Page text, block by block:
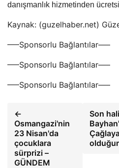
danışmanlık hizmetinden
Kaynak: (guzelhaber.net)
—–Sponsorlu Bağlantılar—–
—–Sponsorlu Bağlantılar—–
—–Sponsorlu Bağlantılar—–
←
Osmangazi'nin
23 Nisan'da
çocuklara
sürprizi –
GÜNDEM
Son